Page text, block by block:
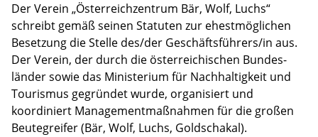
Der Verein „Österreichzentrum Bär, Wolf, Luchs“
schreibt gemäß seinen Statuten zur ehest­möglichen
Be­setzung die Stelle des/der Geschäfts­führers/in aus.
Der Verein, der durch die öster­reichischen Bundes­
länder sowie das Ministerium für Nachhaltig­keit und
Tourismus ge­gründet wurde, organisiert und
koordiniert Management­maß­nahmen für die großen
Beute­greifer (Bär, Wolf, Luchs, Goldschakal).